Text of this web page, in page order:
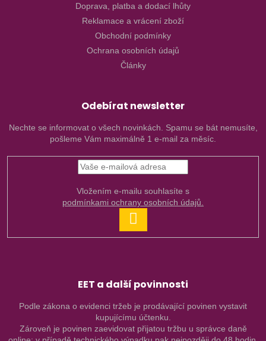
Doprava, platba a dodací lhůty
Reklamace a vrácení zboží
Obchodní podmínky
Ochrana osobních údajů
Články
Odebírat newsletter
Nechte se informovat o všech novinkách. Spamu se bát nemusíte,
pošleme Vám maximálně 1 e-mail za měsíc.
podmínkami ochrany osobních údajů.
SE
EET a další povinnosti
Podle zákona o evidenci tržeb je prodávající povinen vystavit
kupujícímu účtenku.
Zároveň je povinen zaevidovat přijatou tržbu u správce daně